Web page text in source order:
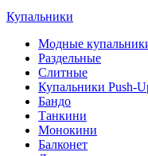
Купальники
Модные
Раздельные
Слитные
Купальники Push-
Бандо
Танкини
Монокини
Балконет